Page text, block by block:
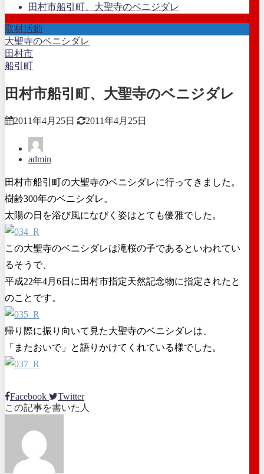
田村市船引町、大聖寺のベニジダレ
取材活動
大聖寺のベニシダレ
田村市
船引町
田村市船引町、大聖寺のベニジダレ
2011年4月25日 2011年4月25日
admin
田村市船引町の大聖寺のベニシダレに行ってきました。
樹齢300年のベニシダレ。
太陽の日を浴び風になびく姿はとても優雅でした。
この大聖寺のベニシダレは滝桜の子であるといわれてい
るそうで、
平成22年4月6日に田村市指定天然記念物に指定されたと
のことです。
帰り際に振り向いて見た大聖寺のベニシダレは、
「またおいで」と語りかけてくれている様でした。
Facebook
Twitter
この記事を書いた人